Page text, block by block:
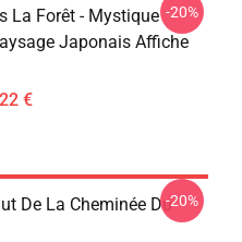
La Forêt - Mystique
Japonais Affiche
€
-20%
De La Cheminée Du-20%